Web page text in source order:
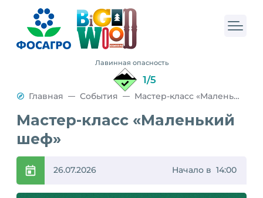
Лавинная опасность
1/5
Мастер-класс «Маленький
шеф»
Главная События Мастер-класс «Маленький шеф»
26.07.2026 Начало в 14:00